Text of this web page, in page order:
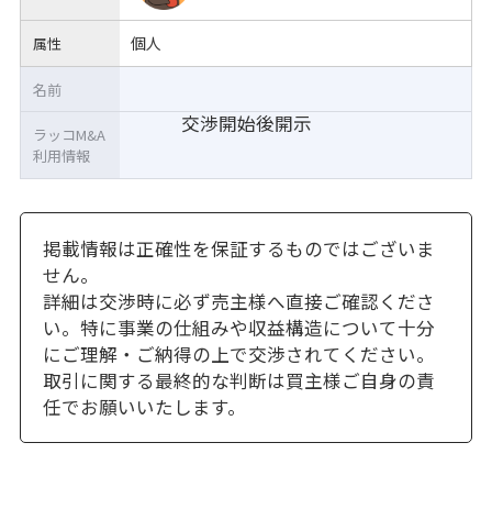
属性 個人
交渉開始後開示
名前
ラッコM&A
利用情報
掲載情報は正確性を保証するものではございま
せん。
詳細は交渉時に必ず売主様へ直接ご確認くださ
い。特に事業の仕組みや収益構造について十分
にご理解・ご納得の上で交渉されてください。
取引に関する最終的な判断は買主様ご自身の責
任でお願いいたします。